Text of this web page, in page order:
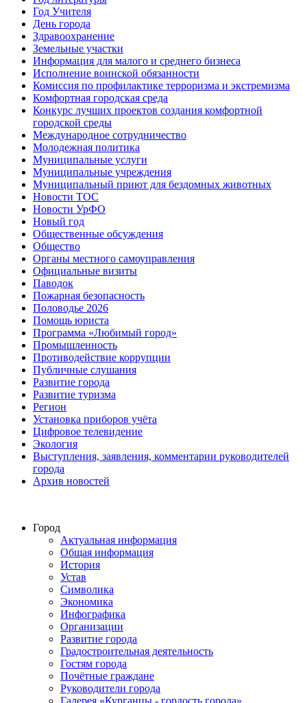
Год Учителя
День города
Здравоохранение
Земельные участки
Информация для малого и среднего бизнеса
Исполнение воинской обязанности
Комиссия по профилактике терроризма и экстремизма
Комфортная городская среда
Конкурс лучших проектов создания комфортной
городской среды
Международное сотрудничество
Молодежная политика
Муниципальные услуги
Муниципальные учреждения
Муниципальный приют для бездомных животных
Новости ТОС
Новости УрФО
Новый год
Общественные обсуждения
Общество
Органы местного самоуправления
Официальные визиты
Паводок
Пожарная безопасность
Половодье 2026
Помощь юриста
Программа «Любимый город»
Промышленность
Противодействие коррупции
Публичные слушания
Развитие города
Развитие туризма
Регион
Установка приборов учёта
Цифровое телевидение
Экология
Выступления, заявления, комментарии руководителей
города
Архив новостей
Город
Актуальная информация
Общая информация
История
Устав
Символика
Экономика
Инфографика
Организации
Развитие города
Градостроительная деятельность
Гостям города
Почётные граждане
Руководители города